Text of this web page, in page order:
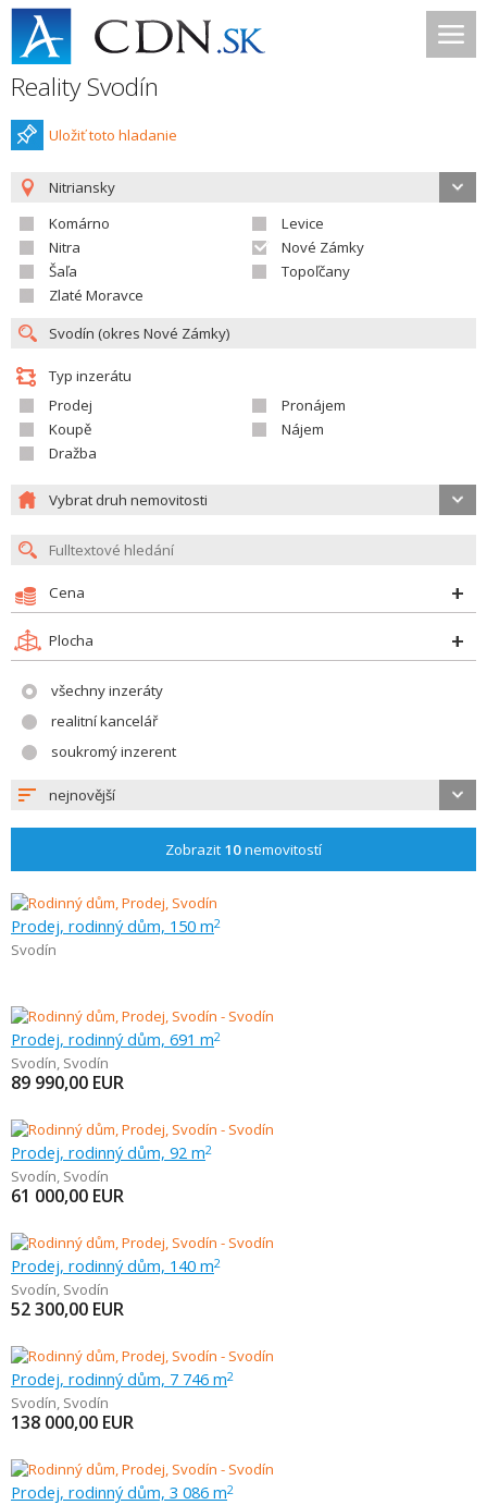
Reality Svodín
Uložiť toto hladanie
Nitriansky
Komárno
Levice
Nitra
Nové Zámky
Šaľa
Topoľčany
Zlaté Moravce
Typ inzerátu
Prodej
Pronájem
Koupě
Nájem
Dražba
Vybrat druh nemovitosti
Cena
Plocha
všechny inzeráty
realitní kancelář
soukromý inzerent
nejnovější
Zobrazit 10nemovitostí
Prodej, rodinný dům, 150 m2
Svodín
Prodej, rodinný dům, 691 m2
Svodín, Svodín
89 990,00 EUR
Prodej, rodinný dům, 92 m2
Svodín, Svodín
61 000,00 EUR
Prodej, rodinný dům, 140 m2
Svodín, Svodín
52 300,00 EUR
Prodej, rodinný dům, 7 746 m2
Svodín, Svodín
138 000,00 EUR
Prodej, rodinný dům, 3 086 m2